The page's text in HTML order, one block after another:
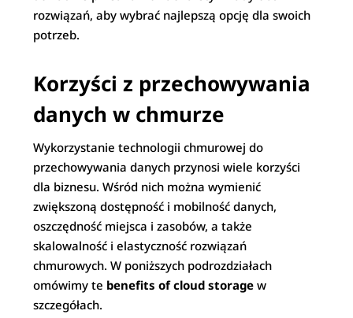
rozwiązań, aby wybrać najlepszą opcję dla swoich
potrzeb.
Korzyści z przechowywania
danych w chmurze
Wykorzystanie technologii chmurowej do
przechowywania danych przynosi wiele korzyści
dla biznesu. Wśród nich można wymienić
zwiększoną dostępność i mobilność danych,
oszczędność miejsca i zasobów, a także
skalowalność i elastyczność rozwiązań
chmurowych. W poniższych podrozdziałach
omówimy te benefits of cloud storage w
szczegółach.